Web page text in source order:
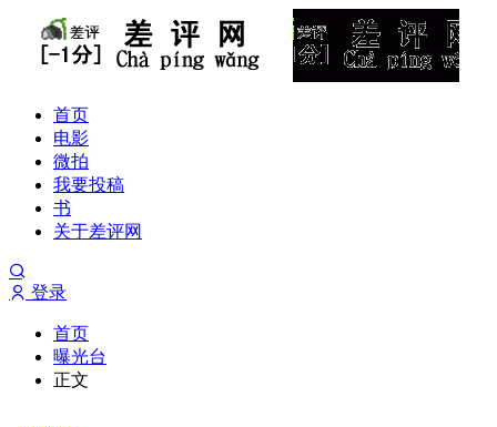
首页
电影
微拍
我要投稿
书
关于差评网
登录
首页
曝光台
正文